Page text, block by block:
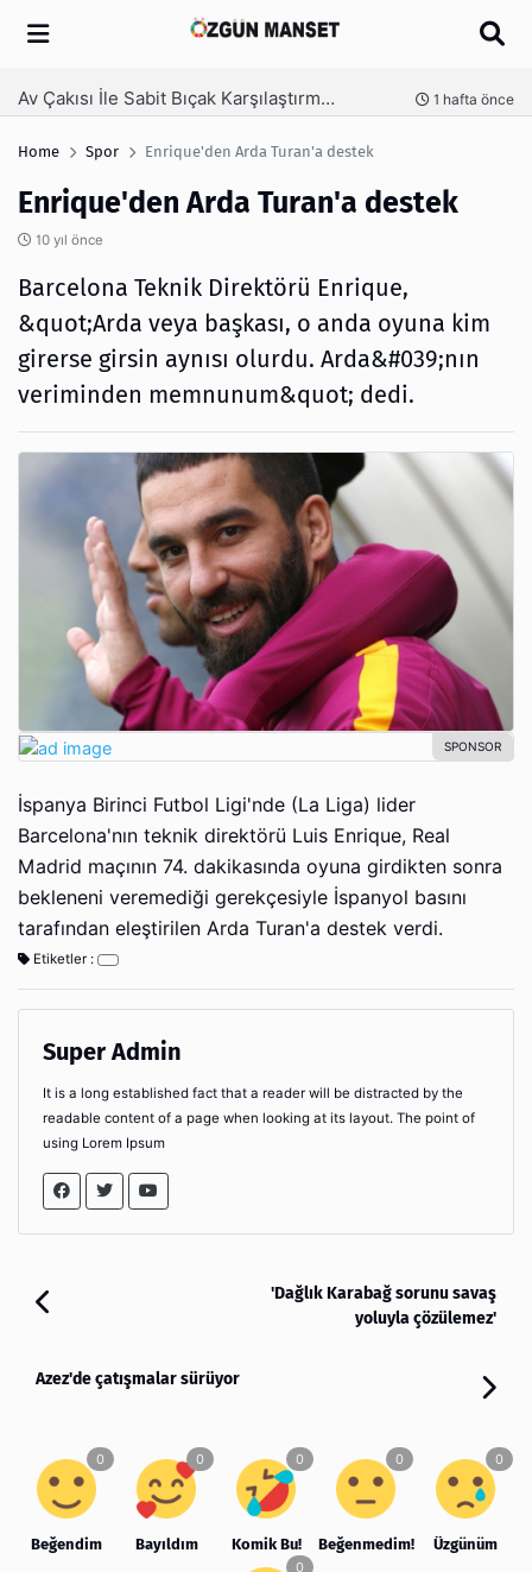
Arama
Kanaat Önderi Hüseyin Kuruçay Kimdir? 3 hafta önce
Home Spor Enrique'den Arda Turan'a destek
Enrique'den Arda Turan'a destek
10 yıl önce
Barcelona Teknik Direktörü Enrique,
&quot;Arda veya başkası, o anda oyuna kim
girerse girsin aynısı olurdu. Arda&#039;nın
veriminden memnunum&quot; dedi.
İspanya Birinci Futbol Ligi'nde (La Liga) lider
Barcelona'nın teknik direktörü Luis Enrique, Real
Madrid maçının 74. dakikasında oyuna girdikten sonra
bekleneni veremediği gerekçesiyle İspanyol basını
tarafından eleştirilen Arda Turan'a destek verdi.
Etiketler :
Super Admin
It is a long established fact that a reader will be distracted by the
readable content of a page when looking at its layout. The point of
using Lorem Ipsum
'Dağlık Karabağ sorunu savaş
yoluyla çözülemez'
Azez'de çatışmalar sürüyor
Beğendim Bayıldım Komik Bu! Beğenmedim! Üzgünüm